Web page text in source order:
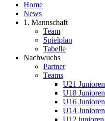
Home
News
1. Mannschaft
Team
Spielplan
Tabelle
Nachwuchs
Partner
Teams
U21 Junioren
U18 Junioren
U16 Junioren
U14 Junioren
U12 junioren